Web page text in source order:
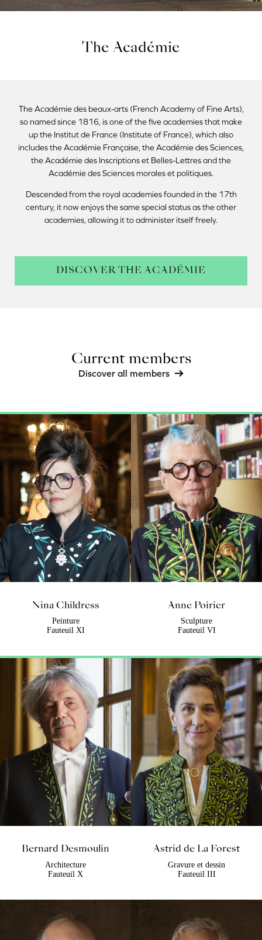
The Académie
The Académie des beaux-arts (French Academy of Fine Arts),
so named since 1816, is one of the five academies that make
up the Institut de France (Institute of France), which also
includes the Académie Française, the Académie des Sciences,
the Académie des Inscriptions et Belles-Lettres and the
Académie des Sciences morales et politiques.
Descended from the royal academies founded in the 17th
century, it now enjoys the same special status as the other
academies, allowing it to administer itself freely.
DISCOVER THE ACADÉMIE
Current members
Discover all members
Nina Childress
Peinture
Fauteuil XI
Anne Poirier
Sculpture
Fauteuil VI
Bernard Desmoulin
Architecture
Fauteuil X
Astrid de La Forest
Gravure et dessin
Fauteuil III